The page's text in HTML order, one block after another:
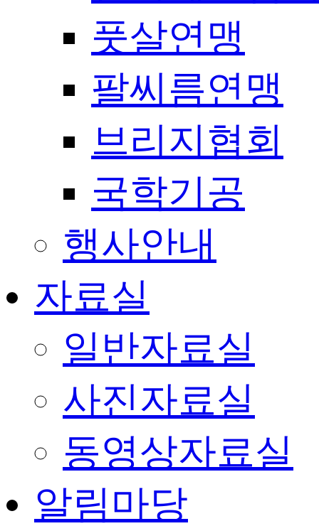
풋살연맹
팔씨름연맹
브리지협회
국학기공
행사안내
자료실
일반자료실
사진자료실
동영상자료실
알림마당